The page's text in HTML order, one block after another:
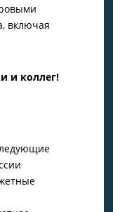
включая
и коллег!